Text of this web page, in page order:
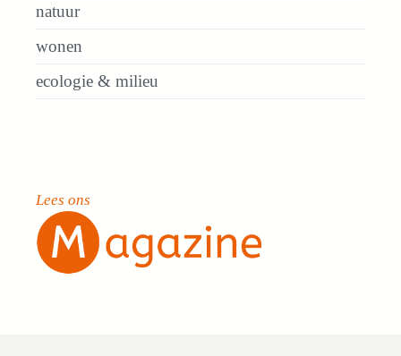
natuur
wonen
ecologie & milieu
Lees ons